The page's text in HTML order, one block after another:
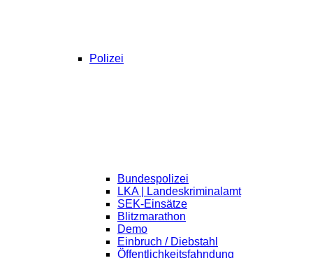
Polizei
Bundespolizei
LKA | Landeskriminalamt
SEK-Einsätze
Blitzmarathon
Demo
Einbruch / Diebstahl
Öffentlichkeitsfahndung